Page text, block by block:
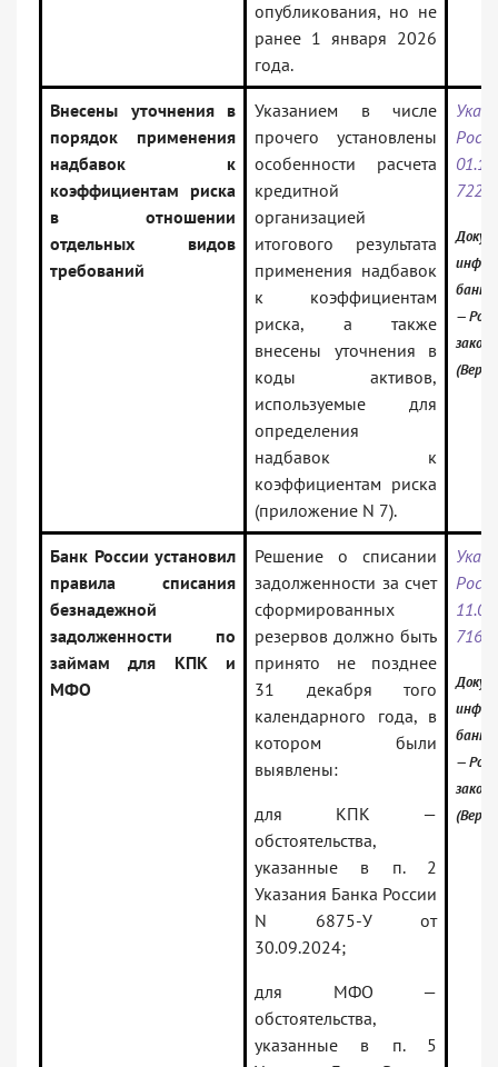
опубликования, но не
ранее 1 января 2026
года.
Внесены уточнения в
порядок применения
надбавок к
коэффициентам риска
в отношении
отдельных видов
требований
Указанием в числе
прочего установлены
особенности расчета
кредитной
организацией
итогового результата
применения надбавок
к коэффициентам
риска, а также
внесены уточнения в
коды активов,
используемые для
определения
надбавок к
коэффициентам риска
(приложение N 7).
банк:
—
Банк России установил
правила списания
безнадежной
задолженности по
займам для КПК и
МФО
Решение о списании
задолженности за счет
сформированных
резервов должно быть
принято не позднее
31 декабря того
календарного года, в
котором были
выявлены:
для КПК —
обстоятельства,
указанные в п. 2
Указания Банка России
N 6875-У от
30.09.2024;
для МФО —
обстоятельства,
указанные в п. 5
банк:
—